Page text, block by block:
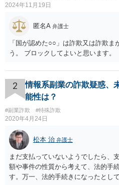
2024年11月19日
匿名A 弁護士
「国が認めた○○」は詐欺又は詐欺ま
う。 ブロックしてよいと思います。
2
情報系副業の詐欺疑惑、
能性は？
#副業詐欺 #特殊詐欺
2020年4月24日
松本 治 弁護士
まだ支払っていないようでしたら、
額や事件の性質から考えて、法的手
す。万一、法的手続きになったとし